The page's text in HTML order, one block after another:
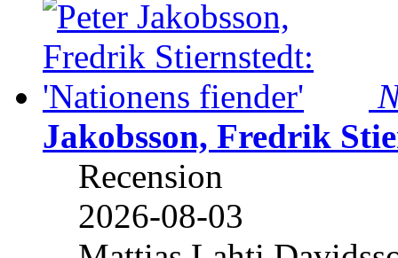
Jakobsson, Fredrik
Recension
2026-08-03